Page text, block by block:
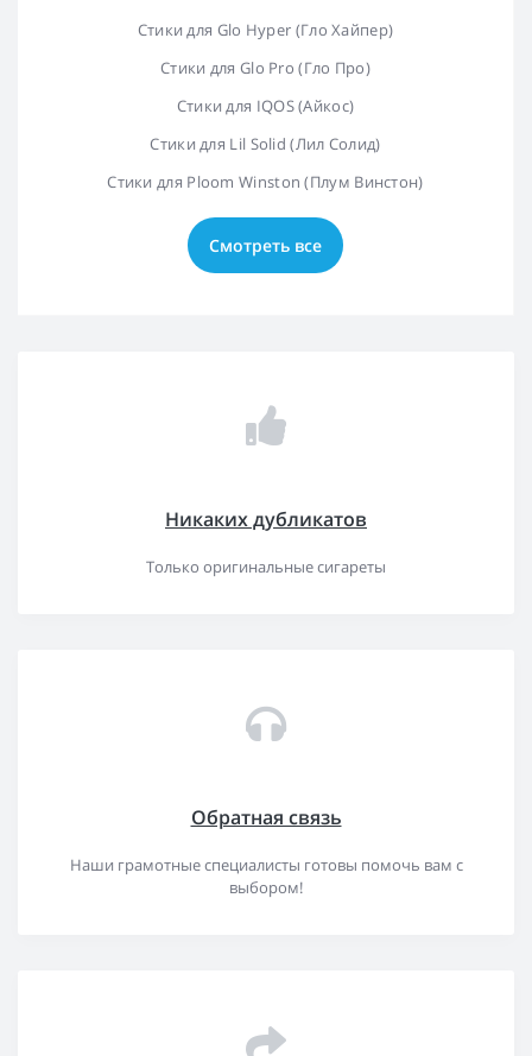
Стики для Glo Hyper (Гло Хайпер)
Стики для Glo Pro (Гло Про)
Стики для IQOS (Айкос)
Стики для Lil Solid (Лил Солид)
Стики для Ploom Winston (Плум Винстон)
Смотреть все
Никаких дубликатов
Только оригинальные сигареты
Обратная связь
Наши грамотные специалисты готовы помочь вам с
выбором!